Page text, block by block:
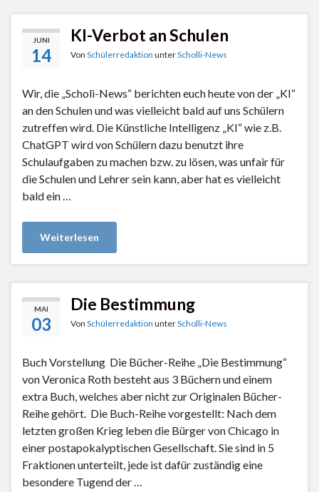
JUNI
14
KI-Verbot an Schulen
Von Schülerredaktion unterScholli-News
Wir, die „Scholi-News“ berichten euch heute von der „KI“
an den Schulen und was vielleicht bald auf uns Schülern
zutreffen wird. Die Künstliche Intelligenz „KI“ wie z.B.
ChatGPT wird von Schülern dazu benutzt ihre
Schulaufgaben zu machen bzw. zu lösen, was unfair für
die Schulen und Lehrer sein kann, aber hat es vielleicht
bald ein …
Weiterlesen
MAI
03
Die Bestimmung
Von Schülerredaktion unterScholli-News
Buch Vorstellung Die Bücher-Reihe „Die Bestimmung“
von Veronica Roth besteht aus 3 Büchern und einem
extra Buch, welches aber nicht zur Originalen Bücher-
Reihe gehört. Die Buch-Reihe vorgestellt: Nach dem
letzten großen Krieg leben die Bürger von Chicago in
einer postapokalyptischen Gesellschaft. Sie sind in 5
Fraktionen unterteilt, jede ist dafür zuständig eine
besondere Tugend der …